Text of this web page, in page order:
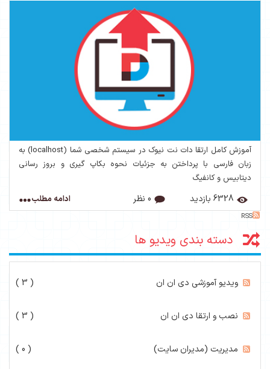
آموزش کامل ارتقا دات نت نیوک در سیستم شخصی شما (localhost) به
زبان فارسی با پرداختن به جزئیات نحوه بکاپ گیری و بروز رسانی
دیتابیس و کانفیگ
ادامه مطلب
RSS
دسته بندی ویدیو ها
ویدیو آموزشی دی ان ان ( 3 )
نصب و ارتقا دی ان ان ( 3 )
مدیریت (مدیران سایت) ( 0 )